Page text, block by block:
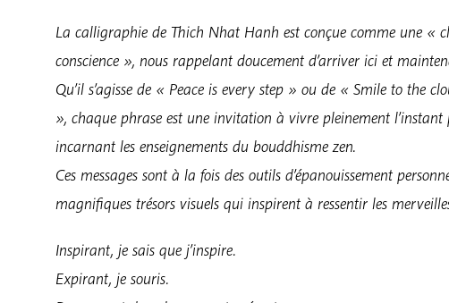
La calligraphie de Thich Nhat Hanh est conçue comme une «
conscience », nous rappelant doucement d’arriver ici et
Qu’il s’agisse de « Peace is every step » ou de « Smile to the
», chaque phrase est une invitation à vivre pleinement l’instant
incarnant les enseignements du bouddhisme zen.
Ces messages sont à la fois des outils d’épanouissement
magnifiques trésors visuels qui inspirent à ressentir les
Inspirant, je sais que j’inspire.
Expirant, je souris.